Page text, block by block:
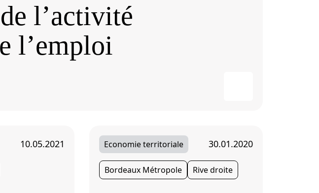
l’activité
l’emploi
10.05.2021 Economie territoriale 30.01.2020
Bordeaux Métropole Rive droite